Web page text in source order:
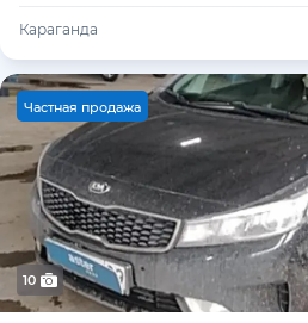
Караганда
Частная продажа
10